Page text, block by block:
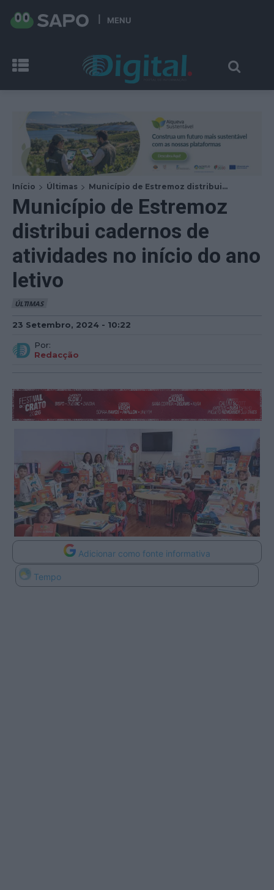
MENU
Início Últimas Município de Estremoz distribui...
Município de Estremoz
distribui cadernos de
atividades no início do ano
letivo
ÚLTIMAS
23 Setembro, 2024 - 10:22
Por:
Redacção
Adicionar como fonte informativa
Tempo